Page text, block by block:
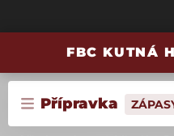
FBC KUTNÁ
Přípravka